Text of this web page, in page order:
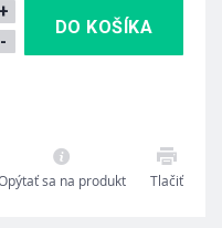
+
-
sa na produkt Tlačiť